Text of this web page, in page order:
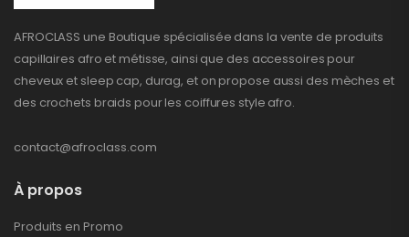
AFROCLASS une Boutique spécialisée dans la vente de produits
capillaires afro et métisse, ainsi que des accessoires pour
cheveux et sleep cap, durag, et on propose aussi des mèches et
des crochets braids pour les coiffures style afro.
contact@afroclass.com
À propos
Produits en Promo